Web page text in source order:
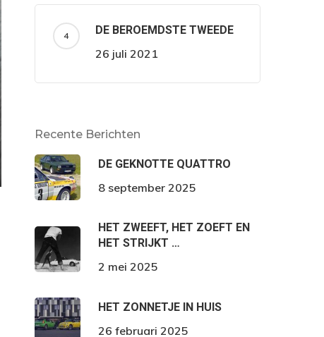
DE BEROEMDSTE TWEEDE
26 juli 2021
Recente Berichten
DE GEKNOTTE QUATTRO
8 september 2025
HET ZWEEFT, HET ZOEFT EN
HET STRIJKT …
2 mei 2025
HET ZONNETJE IN HUIS
26 februari 2025